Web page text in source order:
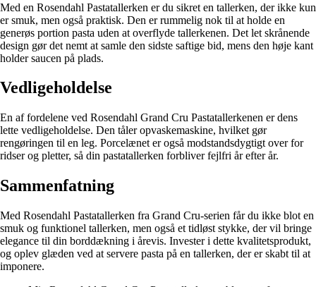
Med en Rosendahl Pastatallerken er du sikret en tallerken, der ikke kun
er smuk, men også praktisk. Den er rummelig nok til at holde en
generøs portion pasta uden at overflyde tallerkenen. Det let skrånende
design gør det nemt at samle den sidste saftige bid, mens den høje kant
holder saucen på plads.
Vedligeholdelse
En af fordelene ved Rosendahl Grand Cru Pastatallerkenen er dens
lette vedligeholdelse. Den tåler opvaskemaskine, hvilket gør
rengøringen til en leg. Porcelænet er også modstandsdygtigt over for
ridser og pletter, så din pastatallerken forbliver fejlfri år efter år.
Sammenfatning
Med Rosendahl Pastatallerken fra Grand Cru-serien får du ikke blot en
smuk og funktionel tallerken, men også et tidløst stykke, der vil bringe
elegance til din borddækning i årevis. Invester i dette kvalitetsprodukt,
og oplev glæden ved at servere pasta på en tallerken, der er skabt til at
imponere.